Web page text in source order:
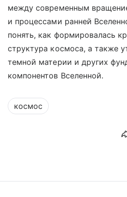
между современным
и процессами ранней
понять, как формировалась
структура космоса, а также
темной материи и других
компонентов Вселенной.
космос